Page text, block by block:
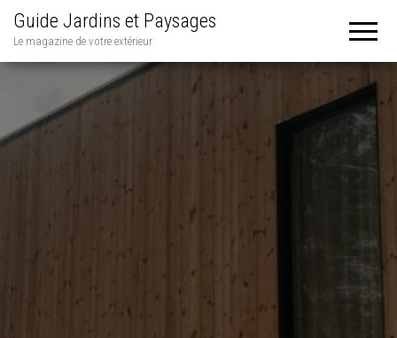
Guide Jardins et Paysages
Le magazine de votre extérieur